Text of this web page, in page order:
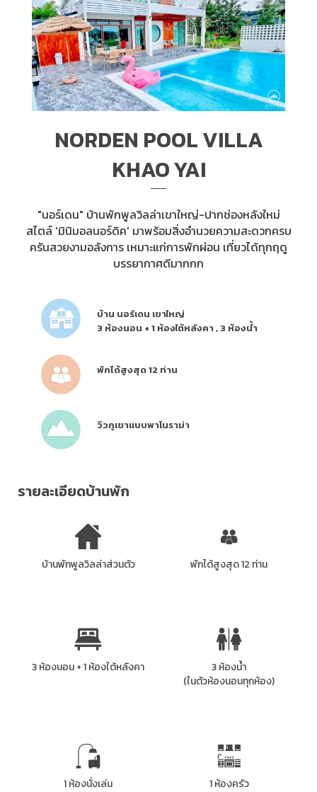
NORDEN POOL VILLA
KHAO YAI
"นอร์เดน" บ้านพักพูลวิลล่าเขาใหญ่-ปากช่องหลังใหม่
สไตล์ 'มินิมอลนอร์ดิค' มาพร้อมสิ่งอำนวยความสะดวกครบ
ครันสวยงามอลังการ เหมาะแก่การพักผ่อน เที่ยวได้ทุกฤดู
บรรยากาศดีมากกก
บ้าน นอร์เดน เขาใหญ่
3 ห้องนอน + 1 ห้องใต้หลังคา , 3 ห้องน้ำ
พักได้สูงสุด 12 ท่าน
วิวภูเขาแบบพาโนราม่า
รายละเอียดบ้านพัก
บ้านพักพูลวิลล่าส่วนตัว พักได้สูงสุด 12 ท่าน
3 ห้องนอน + 1 ห้องใต้หลังคา
3 ห้องน้ำ
(ในตัวห้องนอนทุกห้อง)
1 ห้องนั่งเล่น 1 ห้องครัว